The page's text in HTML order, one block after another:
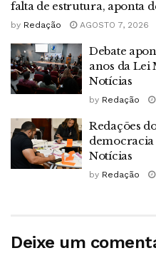
falta de estrutura, aponta
by Redação AGOSTO 7, 2026
Debate
anos da Lei
Notícias
by Redação
Redações
Notícias
by Redação
Deixe um